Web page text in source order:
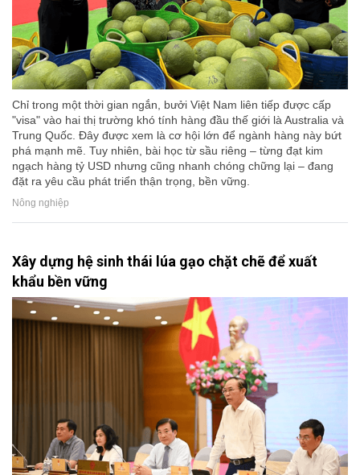
Chỉ trong một thời gian ngắn, bưởi Việt Nam liên tiếp được cấp
"visa" vào hai thị trường khó tính hàng đầu thế giới là Australia và
Trung Quốc. Đây được xem là cơ hội lớn để ngành hàng này bứt
phá mạnh mẽ. Tuy nhiên, bài học từ sầu riêng – từng đạt kim
ngạch hàng tỷ USD nhưng cũng nhanh chóng chững lại – đang
đặt ra yêu cầu phát triển thận trọng, bền vững.
Nông nghiệp
Xây dựng hệ sinh thái lúa gạo chặt chẽ để xuất
khẩu bền vững